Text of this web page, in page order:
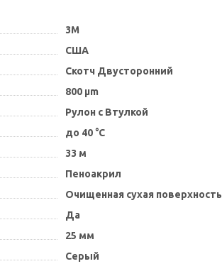
3M
США
Скотч Двусторонний
800 µm
Рулон с Втулкой
до 40 °C
33 м
Пеноакрил
Очищенная сухая поверхность
Да
25 мм
Серый